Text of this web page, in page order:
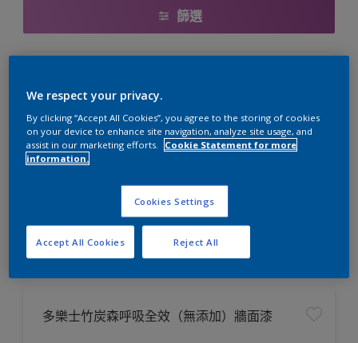
篩選
優質的防霉和抗鹼功能
優質的防霉和抗鹼功能
比較
多樂士竹炭森呼吸全效（無添加）牆面漆
We respect your privacy.
By clicking “Accept All Cookies”, you agree to the storing of cookies
on your device to enhance site navigation, analyze site usage, and
assist in our marketing efforts.
Cookie Statement for more
information.
Cookies Settings
Reject All
Accept All Cookies